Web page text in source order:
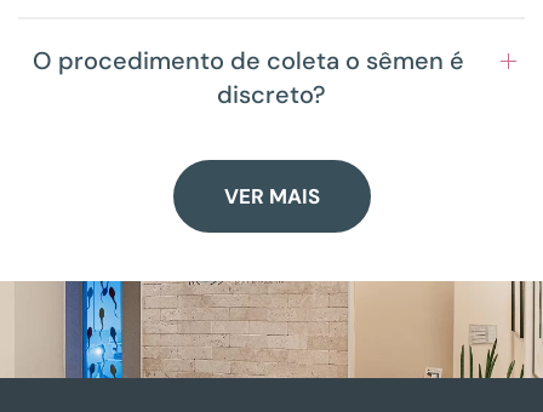
O procedimento de coleta o sêmen é
discreto?
VER MAIS